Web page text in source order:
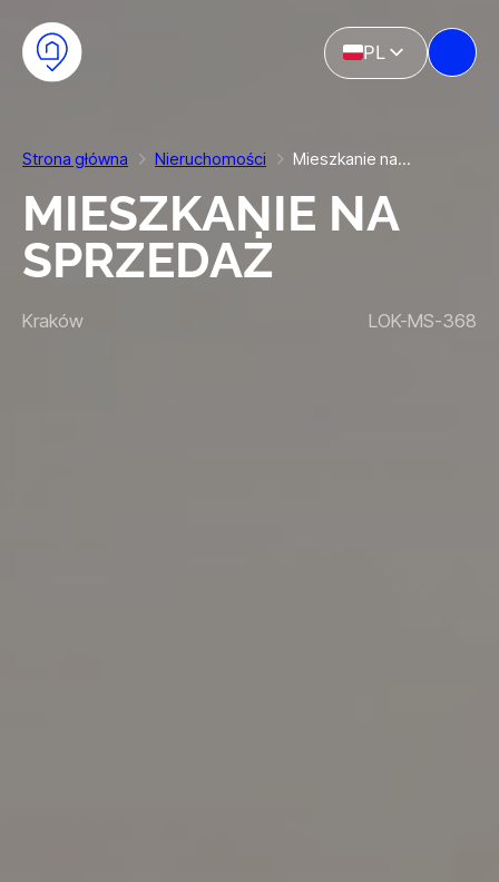
Przejdź do głównej treści
Przejdź do stopki
PL
Strona główna Nieruchomości Mieszkanie na…
MIESZKANIE NA
SPRZEDAŻ
Kraków LOK-MS-368